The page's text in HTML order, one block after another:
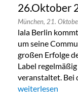
26.Oktober
München, 21.
lala Berlin
um seine
großen Erfolge
Label
veranstaltet. Bei
„Lala Berlin
weiterlesen